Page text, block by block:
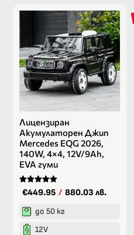
Лицензиран
Акумулаторен Джип
Mercedes EQG 2026,
140W, 4×4, 12V/9Ah,
EVA гуми
Оценено на
5.00
€449.95 / 880.03 лв.
до 50 кг
12V